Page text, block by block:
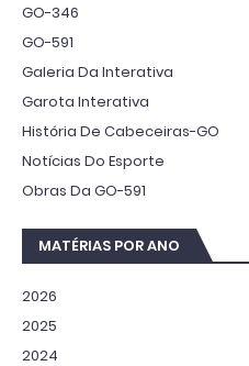
GO-346
GO-591
Galeria Da Interativa
Garota Interativa
História De Cabeceiras-GO
Notícias Do Esporte
Obras Da GO-591
MATÉRIAS POR ANO
2026
2025
2024